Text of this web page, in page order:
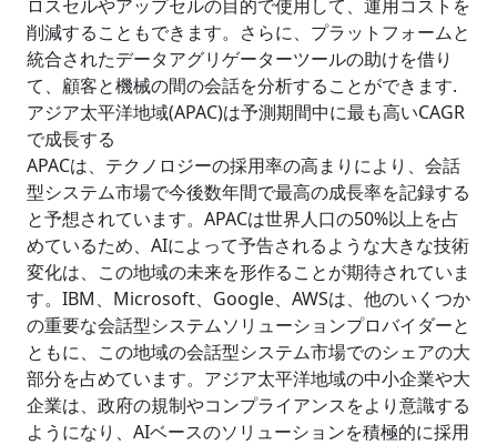
ロスセルやアップセルの目的で使用して、運用コストを
削減することもできます。さらに、プラットフォームと
統合されたデータアグリゲーターツールの助けを借り
て、顧客と機械の間の会話を分析することができます.
アジア太平洋地域(APAC)は予測期間中に最も高いCAGR
で成長する
APACは、テクノロジーの採用率の高まりにより、会話
型システム市場で今後数年間で最高の成長率を記録する
と予想されています。APACは世界人口の50%以上を占
めているため、AIによって予告されるような大きな技術
変化は、この地域の未来を形作ることが期待されていま
す。IBM、Microsoft、Google、AWSは、他のいくつか
の重要な会話型システムソリューションプロバイダーと
ともに、この地域の会話型システム市場でのシェアの大
部分を占めています。アジア太平洋地域の中小企業や大
企業は、政府の規制やコンプライアンスをより意識する
ようになり、AIベースのソリューションを積極的に採用